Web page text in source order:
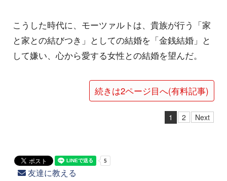
こうした時代に、モーツァルトは、貴族が行う「家
と家との結びつき」としての結婚を「金銭結婚」と
して嫌い、心から愛する女性との結婚を望んだ。
続きは2ページ目へ(有料記事)
1 2 Next
友達に教える